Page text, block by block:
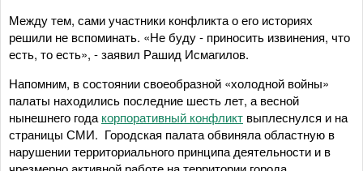
Между тем, сами участники конфликта о его историях
решили не вспоминать. «Не буду - приносить извинения, что
есть, то есть», - заявил Рашид Исмагилов.
Напомним, в состоянии своеобразной «холодной войны»
палаты находились последние шесть лет, а весной
нынешнего года корпоративный конфликт выплеснулся и на
страницы СМИ. Городская палата обвиняла областную в
нарушении территориального принципа деятельности и в